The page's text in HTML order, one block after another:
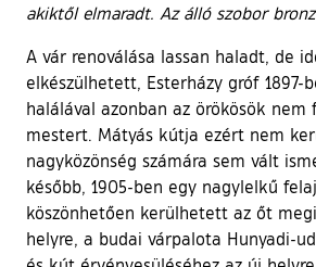
akiktől elmaradt. Az álló szobor
A vár renoválása lassan haladt, de
elkészülhetett, Esterházy gróf 1897-
halálával azonban az örökösök
mestert. Mátyás kútja ezért nem
nagyközönség számára sem vált
később, 1905-ben egy nagylelkű
köszönhetően kerülhetett az őt
helyre, a budai várpalota Hunyadi-